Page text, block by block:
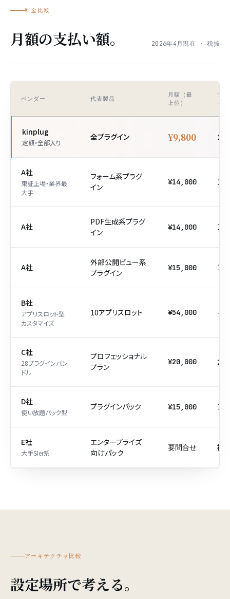
料金比較
月額の支払い額。 2026年4月現在 · 税抜
ベンダー 代表製品
月額（最
上位）
プ
イ
kinplug
定額・全部入り
全プラグイン ¥9,800 15+
A社
東証上場・業界最
大手
フォーム系プラグ
イン
¥14,000 1
A社
PDF生成系プラグ
イン
¥14,000 1
A社
外部公開ビュー系
プラグイン
¥15,000 1
B社
アプリスロット型
カスタマイズ
10アプリスロット ¥54,000 -
C社
28プラグインバン
ドル
プロフェッショナル
プラン
¥20,000 28
D社
使い放題パック型
プラグインパック ¥15,000 10+
E社
大手SIer系
エンタープライズ
向けパック
要問合せ 複
アーキテクチャ比較
設定場所で考える。